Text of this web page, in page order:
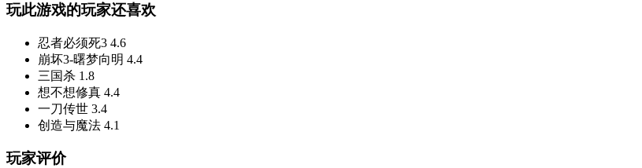
玩此游戏的玩家还喜欢
忍者必须死3 4.6
崩坏3-曙梦向明 4.4
三国杀 1.8
想不想修真 4.4
一刀传世 3.4
创造与魔法 4.1
玩家评价